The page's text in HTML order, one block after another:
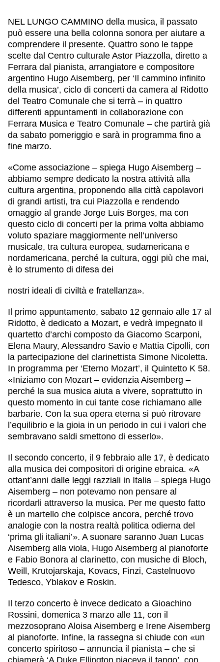
NEL LUNGO CAMMINO della musica, il passato
può essere una bella colonna sonora per aiutare a
comprendere il presente. Quattro sono le tappe
scelte dal Centro culturale Astor Piazzolla, diretto a
Ferrara dal pianista, arrangiatore e compositore
argentino Hugo Aisemberg, per ‘Il cammino infinito
della musica’, ciclo di concerti da camera al Ridotto
del Teatro Comunale che si terrà – in quattro
differenti appuntamenti in collaborazione con
Ferrara Musica e Teatro Comunale – che partirà già
da sabato pomeriggio e sarà in programma fino a
fine marzo.
«Come associazione – spiega Hugo Aisemberg –
abbiamo sempre dedicato la nostra attività alla
cultura argentina, proponendo alla città capolavori
di grandi artisti, tra cui Piazzolla e rendendo
omaggio al grande Jorge Luis Borges, ma con
questo ciclo di concerti per la prima volta abbiamo
voluto spaziare maggiormente nell’universo
musicale, tra cultura europea, sudamericana e
nordamericana, perché la cultura, oggi più che mai,
è lo strumento di difesa dei
nostri ideali di civiltà e fratellanza».
Il primo appuntamento, sabato 12 gennaio alle 17 al
Ridotto, è dedicato a Mozart, e vedrà impegnato il
quartetto d’archi composto da Giacomo Scarponi,
Elena Maury, Alessandro Savio e Mattia Cipolli, con
la partecipazione del clarinettista Simone Nicoletta.
In programma per ‘Eterno Mozart’, il Quintetto K 58.
«Iniziamo con Mozart – evidenzia Aisemberg –
perché la sua musica aiuta a vivere, soprattutto in
questo momento in cui tante cose richiamano alle
barbarie. Con la sua opera eterna si può ritrovare
l’equilibrio e la gioia in un periodo in cui i valori che
sembravano saldi smettono di esserlo».
Il secondo concerto, il 9 febbraio alle 17, è dedicato
alla musica dei compositori di origine ebraica. «A
ottant’anni dalle leggi razziali in Italia – spiega Hugo
Aisemberg – non potevamo non pensare al
ricordarli attraverso la musica. Per me questo fatto
è un martello che colpisce ancora, perché trovo
analogie con la nostra realtà politica odierna del
‘prima gli italiani’». A suonare saranno Juan Lucas
Aisemberg alla viola, Hugo Aisemberg al pianoforte
e Fabio Bonora al clarinetto, con musiche di Bloch,
Weill, Krutojarskaja, Kovacs, Finzi, Castelnuovo
Tedesco, Yblakov e Roskin.
Il terzo concerto è invece dedicato a Gioachino
Rossini, domenica 3 marzo alle 11, con il
mezzosoprano Aloisa Aisemberg e Irene Aisemberg
al pianoforte. Infine, la rassegna si chiude con «un
concerto spiritoso – annuncia il pianista – che si